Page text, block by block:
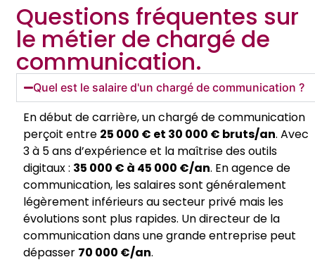
Questions fréquentes sur
le métier de chargé de
communication.
Quel est le salaire d'un chargé de communication ?
En début de carrière, un chargé de communication
perçoit entre 25 000 € et 30 000 € bruts/an. Avec
3 à 5 ans d’expérience et la maîtrise des outils
digitaux : 35 000 € à 45 000 €/an. En agence de
communication, les salaires sont généralement
légèrement inférieurs au secteur privé mais les
évolutions sont plus rapides. Un directeur de la
communication dans une grande entreprise peut
dépasser 70 000 €/an.